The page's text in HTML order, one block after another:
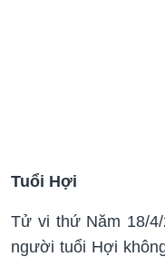
Tuổi Hợi
Tử vi thứ Năm 18/
người tuổi Hợi